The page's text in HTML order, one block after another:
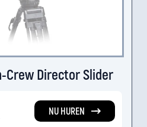
Crew Director Slider
NU HUREN